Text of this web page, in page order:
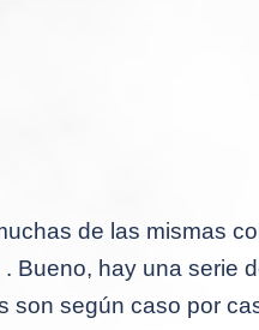
de las mismas
. Bueno, hay una serie
son según caso por